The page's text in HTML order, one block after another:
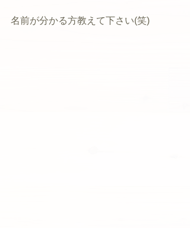
名前が分かる方教えて下さい(笑)